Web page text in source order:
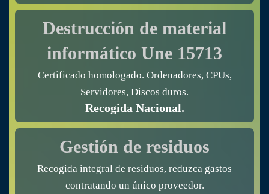
Destrucción de material
informático Une 15713
Certificado homologado. Ordenadores, CPUs,
Servidores, Discos duros.
Recogida Nacional.
Gestión de residuos
Recogida integral de residuos, reduzca gastos
contratando un único proveedor.